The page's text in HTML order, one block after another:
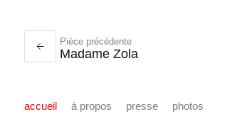
Pièce précédente
Madame Zola
accueil à propos presse photos